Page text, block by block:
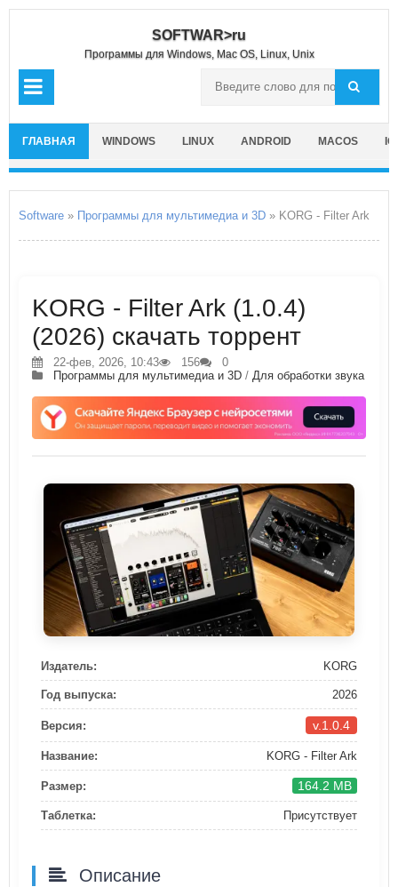
SOFTWAR>ru
Программы для Windows, Mac OS, Linux, Unix
ГЛАВНАЯ WINDOWS LINUX ANDROID MACOS
Software » Программы для мультимедиа и 3D » KORG - Filter Ark
KORG - Filter Ark (1.0.4)
(2026) скачать торрент
22-фев, 2026, 10:43 156
0
Программы для мультимедиа и 3D / Для обработки звука
Издатель: KORG
Год выпуска: 2026
Версия: v.1.0.4
Название: KORG - Filter Ark
Размер: 164.2 MB
Таблетка: Присутствует
Описание